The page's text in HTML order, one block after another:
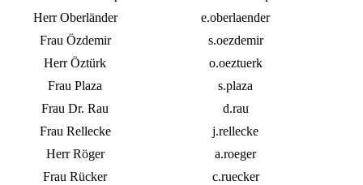
Herr Oberländer
e.oberlaender
Frau Özdemir
s.oezdemir
Herr Öztürk
o.oeztuerk
Frau Plaza
s.plaza
Frau Dr. Rau
d.rau
Frau Rellecke
j.rellecke
Herr Röger
a.roeger
Frau Rücker
c.ruecker